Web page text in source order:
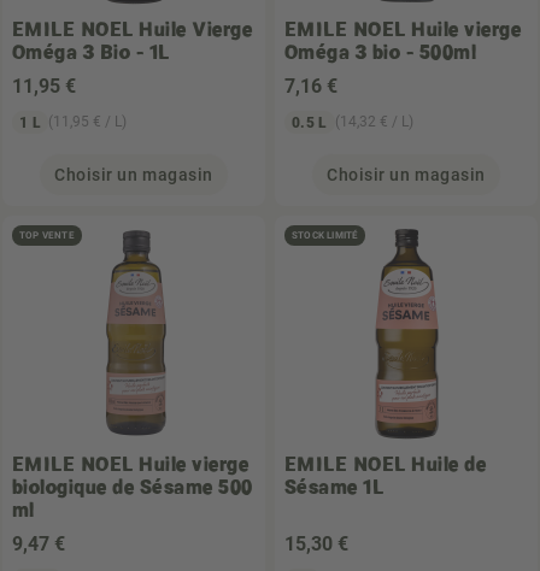
EMILE NOEL Huile Vierge
Oméga 3 Bio - 1L
11 ,95 €
1 L (11,95 € / L)
Choisir un magasin
EMILE NOEL Huile vierge
Oméga 3 bio - 500ml
7,16 €
0.5 L (14,32 € / L)
Choisir un magasin
TOP VENTE
EMILE NOEL Huile vierge
biologique de Sésame 500
ml
9,47 €
STOCK LIMITÉ
EMILE NOEL Huile de
Sésame 1L
15,30 €